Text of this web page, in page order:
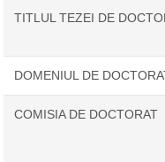
TITLUL TEZEI DE
DOMENIUL DE
COMISIA DE DOCTORAT